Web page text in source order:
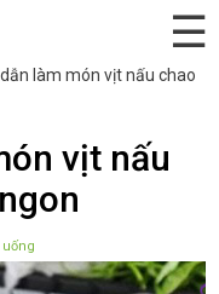
☰
làm món vịt nấu chao
vịt nấu
uống